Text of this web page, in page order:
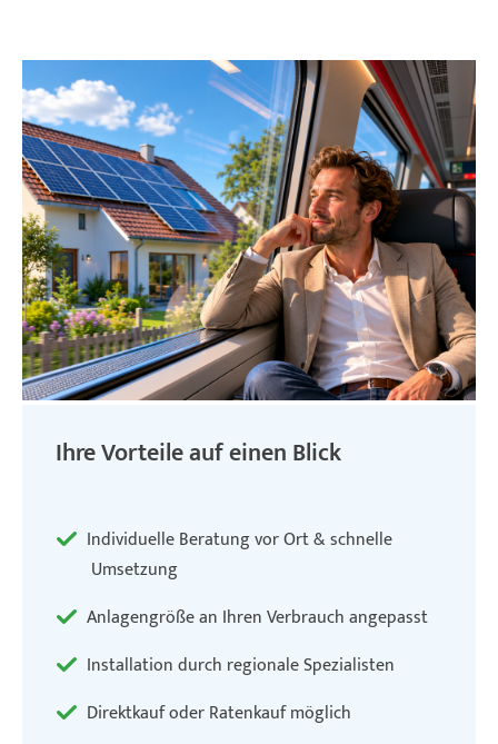
Ihre Vorteile auf einen Blick
Individuelle Beratung vor Ort & schnelle
Umsetzung
Anlagengröße an Ihren Verbrauch angepasst
Installation durch regionale Spezialisten
Direktkauf oder Ratenkauf möglich